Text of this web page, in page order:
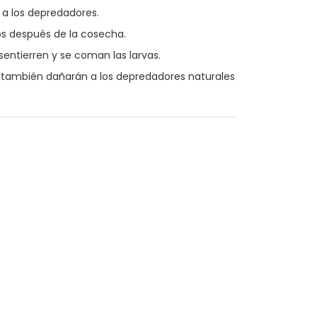
los depredadores.
después de la cosecha.
y se coman las larvas.
dañarán a los depredadores naturales